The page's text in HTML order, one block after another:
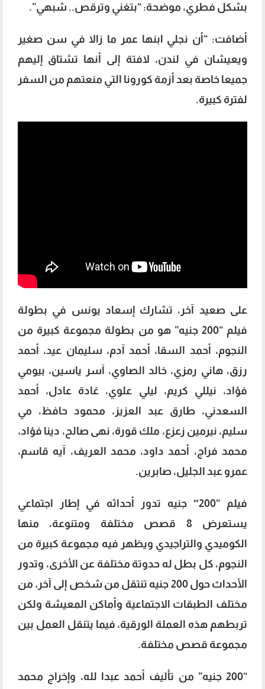
بشكل فطري، موضحة: “بتغني وترقص.. شبهي”.
أضافت: “أن نجلي ابنها عمر ما زالا في سن صغير
ويعيشان في لندن، لافتة إلى أنها تشتاق إليهم
جميعا خاصة بعد أزمة كورونا التي منعتهم من السفر
لفترة كبيرة.
على صعيد آخر، تشارك إسعاد يونس في بطولة
فيلم “200 جنيه” هو من بطولة مجموعة كبيرة من
النجوم، أحمد السقا، أحمد آدم، سليمان عيد، أحمد
رزق، هاني رمزي، خالد الصاوي، آسر ياسين، بيومي
فؤاد، نيللي كريم، ليلي علوي، غادة عادل، أحمد
السعدني، طارق عبد العزيز، محمود حافظ، مي
سليم، نيرمين زعزع، ملك قورة، نهى صالح، دينا فؤاد،
محمد فراج، أحمد داود، محمد العريف، آيه قاسم،
عمرو عبد الجليل، صابرين.
فيلم “200″ جنيه تدور أحداثه في إطار اجتماعي
يستعرض 8 قصص مختلفة ومتنوعة، منها
الكوميدي والتراجيدي ويظهر فيه مجموعة كبيرة من
النجوم، كل بطل له حدوتة مختلفة عن الأخرى، وتدور
الأحداث حول 200 جنيه تنتقل من شخص إلى آخر، من
مختلف الطبقات الاجتماعية وأماكن المعيشة ولكن
تربطهم هذه العملة الورقية، فيما يتنقل العمل بين
مجموعة قصص مختلفة.
“200 جنيه” من تأليف أحمد عبدا لله، وإخراج محمد